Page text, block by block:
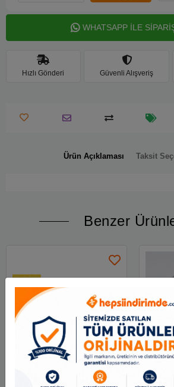
WHATSAPP İLE
Hızlı Gönderi Güvenli Alışveriş
Ürün Açıklaması Taksit
Benzer
Her Bant Çift Taraflı
Bant Askılı 48x25 Mt
Vege
Askılı